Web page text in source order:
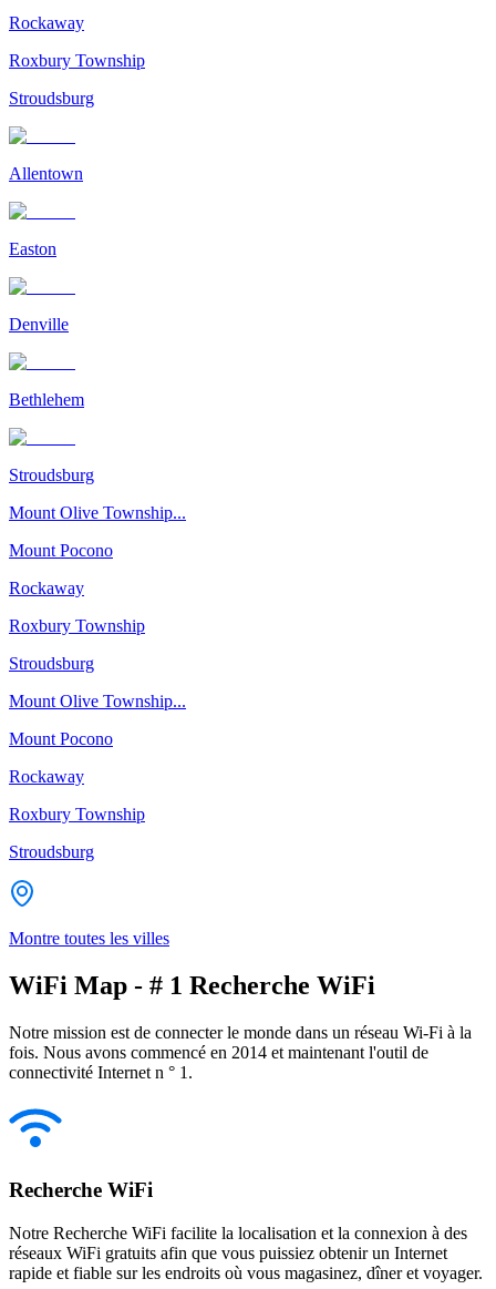
Rockaway
Roxbury Township
Stroudsburg
Allentown
Easton
Denville
Bethlehem
Stroudsburg
Mount Olive Township...
Mount Pocono
Rockaway
Roxbury Township
Stroudsburg
Mount Olive Township...
Mount Pocono
Rockaway
Roxbury Township
Stroudsburg
Montre toutes les villes
WiFi Map - # 1 Recherche WiFi
Notre mission est de connecter le monde dans un réseau Wi-Fi à la
fois. Nous avons commencé en 2014 et maintenant l'outil de
connectivité Internet n ° 1.
Recherche WiFi
Notre Recherche WiFi facilite la localisation et la connexion à des
réseaux WiFi gratuits afin que vous puissiez obtenir un Internet
rapide et fiable sur les endroits où vous magasinez, dîner et voyager.